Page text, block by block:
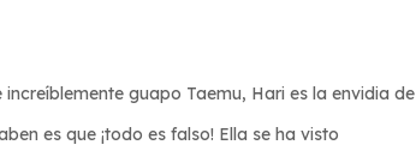
guapo Taemu, Hari es la envidia de
es que ¡todo es falso! Ella se ha visto